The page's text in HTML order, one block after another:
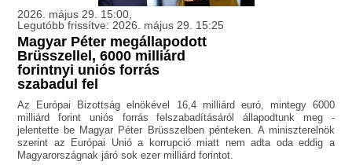
2026. május 29. 15:00,
Legutóbb frissítve: 2026. május 29. 15:25
Magyar Péter megállapodott
Brüsszellel, 6000 milliárd
forintnyi uniós forrás
szabadul fel
Az Európai Bizottság elnökével 16,4 milliárd euró, mintegy 6000
milliárd forint uniós forrás felszabadításáról állapodtunk meg -
jelentette be Magyar Péter Brüsszelben pénteken. A miniszterelnök
szerint az Európai Unió a korrupció miatt nem adta oda eddig a
Magyarországnak járó sok ezer milliárd forintot.